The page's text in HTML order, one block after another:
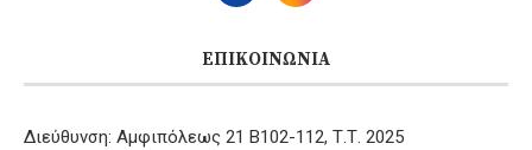
ΕΠΙΚΟΙΝΩΝΊΑ
Διεύθυνση: Αμφιπόλεως 21 B102-112, Τ.Τ. 2025